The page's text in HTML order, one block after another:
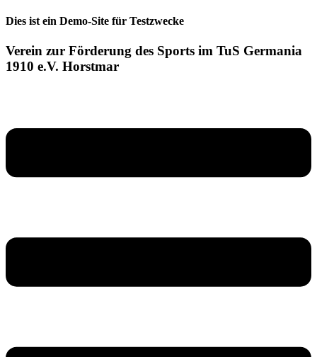
Zum
springen
Dies ist ein Demo-Site für Testzwecke
Verein zur Förderung des Sports im TuS Germania
1910 e.V. Horstmar